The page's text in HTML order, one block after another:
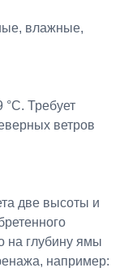
влажные,
Требует
ветров
две высоты и
на глубину ямы
например: